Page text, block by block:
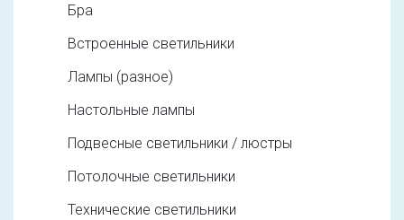
Бра
Встроенные светильники
Лампы (разное)
Настольные лампы
Подвесные светильники / люстры
Потолочные светильники
Технические светильники